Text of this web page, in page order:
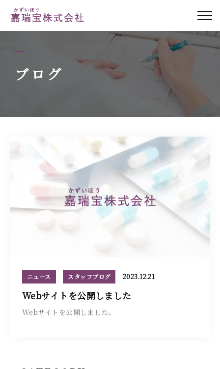
ブログ
ニュース スタッフブログ 2023.12.21
Webサイトを公開しました
Webサイトを公開しました。
パール調剤薬局 みずほ店について
医療用医薬品販売
管理薬剤師紹介
アクセス
058-325-0510
※曜日により異なります。